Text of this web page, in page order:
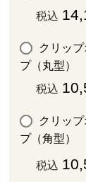
税込
クリッ
プ（丸型）
税込
クリッ
プ（角型）
税込